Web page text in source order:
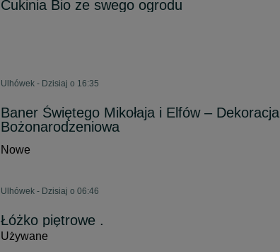
Cukinia Bio ze swego ogrodu
Ulhówek - Dzisiaj o 16:35
Baner Świętego Mikołaja i Elfów – Dekoracja
Bożonarodzeniowa
Nowe
Ulhówek - Dzisiaj o 06:46
Łóżko piętrowe .
Używane